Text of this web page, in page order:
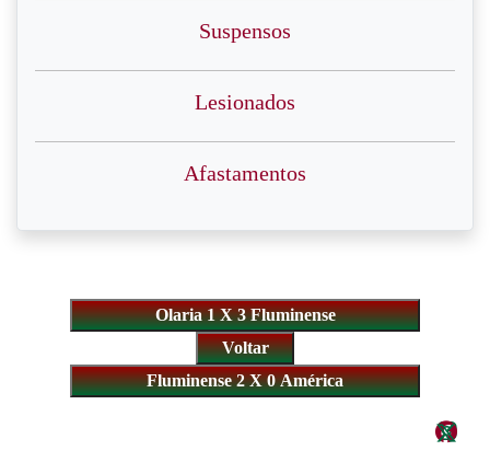
Suspensos
Lesionados
Afastamentos